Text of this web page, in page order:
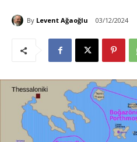
By Levent Ağaoğlu 03/12/2024